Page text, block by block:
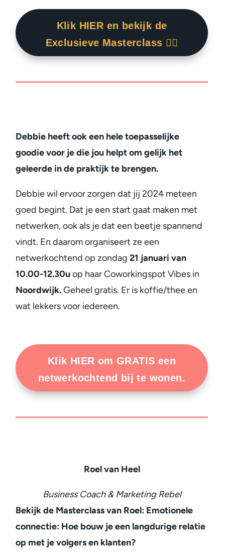
Klik HIER en bekijk de
Exclusieve Masterclass 👇🏾
Debbie heeft ook een hele toepasselijke
goodie voor je die jou helpt om gelijk het
geleerde in de praktijk te brengen.
Debbie wil ervoor zorgen dat jij 2024 meteen
goed begint. Dat je een start gaat maken met
netwerken, ook als je dat een beetje spannend
vindt. En daarom organiseert ze een
netwerkochtend op zondag21 januari van
10.00-12.30uop haar Coworkingspot Vibes in
Noordwijk.Geheel gratis. Er is koffie/thee en
wat lekkers voor iedereen.
Klik HIER om GRATIS een
netwerkochtend bij te wonen.
Roel van Heel
Business Coach & Marketing Rebel
Bekijk de Masterclass van Roel: Emotionele
connectie: Hoe bouw je een langdurige relatie
op met je volgers en klanten?